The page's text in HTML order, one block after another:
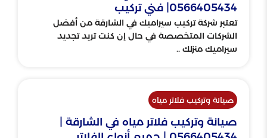
0566405434| فني تركيب
تعتبر شركة تركيب سيراميك في الشارقة من أفضل
الشركات المتخصصة في حال إن كنت تريد تجديد
سيراميك منزلك ..
صيانة وتركيب فلاتر مياه
صيانة وتركيب فلاتر مياه في الشارقة |